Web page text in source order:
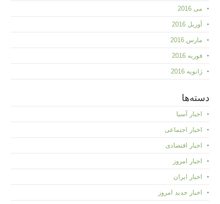
می 2016
آوریل 2016
مارس 2016
فوریه 2016
ژانویه 2016
دسته‌ها
اخبار آسیا
اخبار اجتماعی
اخبار اقتصادی
اخبار امروز
اخبار ایران
اخبار جدید امروز